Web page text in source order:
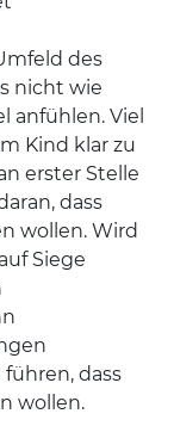
des
nicht wie
anfühlen. Viel
Kind klar zu
erster Stelle
dass
wollen. Wird
Siege
dass
wollen.